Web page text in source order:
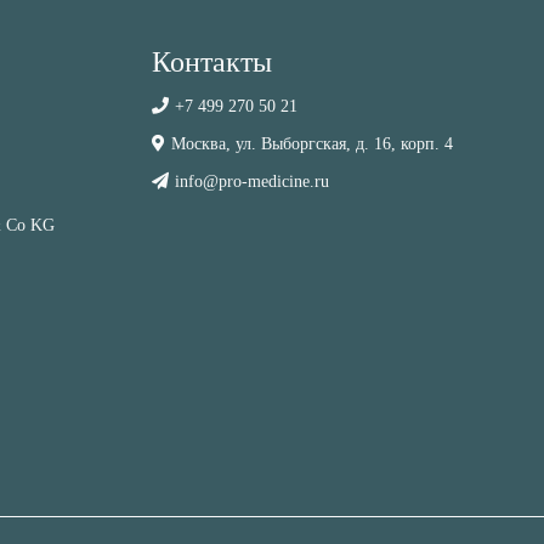
Co KG
Контакты
+7 499 270 50 21
Москва, ул. Выборгская, д. 16, корп. 4
info@pro-medicine.ru